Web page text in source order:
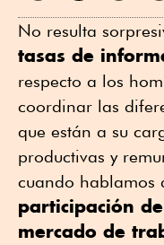
No resulta
tasas de
respecto a los
coordinar las
que están a su
productivas y
cuando hablamos
participación
mercado de